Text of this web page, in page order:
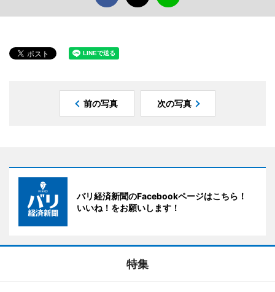
前の写真 次の写真
バリ経済新聞のFacebookページはこちら！
いいね！をお願いします！
特集